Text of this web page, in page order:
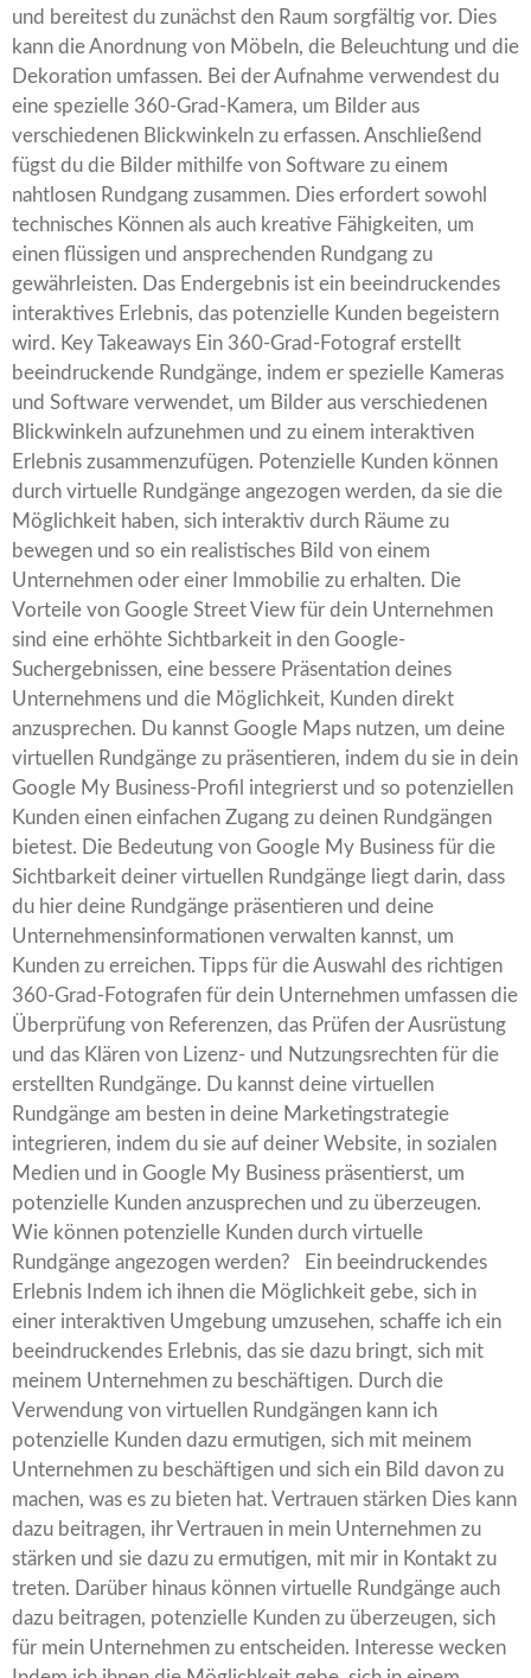
und bereitest du zunächst den Raum sorgfältig vor. Dies
kann die Anordnung von Möbeln, die Beleuchtung und die
Dekoration umfassen. Bei der Aufnahme verwendest du
eine spezielle 360-Grad-Kamera, um Bilder aus
verschiedenen Blickwinkeln zu erfassen. Anschließend
fügst du die Bilder mithilfe von Software zu einem
nahtlosen Rundgang zusammen. Dies erfordert sowohl
technisches Können als auch kreative Fähigkeiten, um
einen flüssigen und ansprechenden Rundgang zu
gewährleisten. Das Endergebnis ist ein beeindruckendes
interaktives Erlebnis, das potenzielle Kunden begeistern
wird. Key Takeaways Ein 360-Grad-Fotograf erstellt
beeindruckende Rundgänge, indem er spezielle Kameras
und Software verwendet, um Bilder aus verschiedenen
Blickwinkeln aufzunehmen und zu einem interaktiven
Erlebnis zusammenzufügen. Potenzielle Kunden können
durch virtuelle Rundgänge angezogen werden, da sie die
Möglichkeit haben, sich interaktiv durch Räume zu
bewegen und so ein realistisches Bild von einem
Unternehmen oder einer Immobilie zu erhalten. Die
Vorteile von Google Street View für dein Unternehmen
sind eine erhöhte Sichtbarkeit in den Google-
Suchergebnissen, eine bessere Präsentation deines
Unternehmens und die Möglichkeit, Kunden direkt
anzusprechen. Du kannst Google Maps nutzen, um deine
virtuellen Rundgänge zu präsentieren, indem du sie in dein
Google My Business-Profil integrierst und so potenziellen
Kunden einen einfachen Zugang zu deinen Rundgängen
bietest. Die Bedeutung von Google My Business für die
Sichtbarkeit deiner virtuellen Rundgänge liegt darin, dass
du hier deine Rundgänge präsentieren und deine
Unternehmensinformationen verwalten kannst, um
Kunden zu erreichen. Tipps für die Auswahl des richtigen
360-Grad-Fotografen für dein Unternehmen umfassen die
Überprüfung von Referenzen, das Prüfen der Ausrüstung
und das Klären von Lizenz- und Nutzungsrechten für die
erstellten Rundgänge. Du kannst deine virtuellen
Rundgänge am besten in deine Marketingstrategie
integrieren, indem du sie auf deiner Website, in sozialen
Medien und in Google My Business präsentierst, um
potenzielle Kunden anzusprechen und zu überzeugen.
Wie können potenzielle Kunden durch virtuelle
Rundgänge angezogen werden? Ein beeindruckendes
Erlebnis Indem ich ihnen die Möglichkeit gebe, sich in
einer interaktiven Umgebung umzusehen, schaffe ich ein
beeindruckendes Erlebnis, das sie dazu bringt, sich mit
meinem Unternehmen zu beschäftigen. Durch die
Verwendung von virtuellen Rundgängen kann ich
potenzielle Kunden dazu ermutigen, sich mit meinem
Unternehmen zu beschäftigen und sich ein Bild davon zu
machen, was es zu bieten hat. Vertrauen stärken Dies kann
dazu beitragen, ihr Vertrauen in mein Unternehmen zu
stärken und sie dazu zu ermutigen, mit mir in Kontakt zu
treten. Darüber hinaus können virtuelle Rundgänge auch
dazu beitragen, potenzielle Kunden zu überzeugen, sich
für mein Unternehmen zu entscheiden. Interesse wecken